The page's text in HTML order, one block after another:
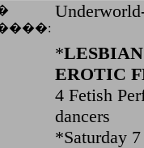
*
EROTIC
4 Fetish
dancers
*Saturday